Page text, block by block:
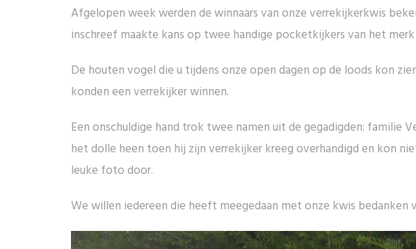
Afgelopen week werden de winnaars van onze verrekijkerkwis
inschreef maakte kans op twee handige pocketkijkers van het merk
De houten vogel die u tijdens onze open dagen op de loods kon
konden een verrekijker winnen.
Een onschuldige hand trok twee namen uit de gegadigden: familie
het dolle heen toen hij zijn verrekijker kreeg overhandigd en kon
leuke foto door.
We willen iedereen die heeft meegedaan met onze kwis